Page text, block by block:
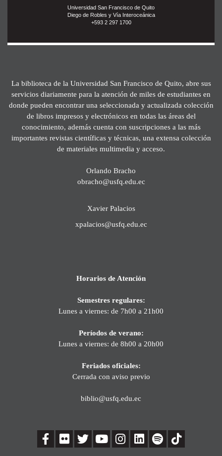
Universidad San Francisco de Quito
Diego de Robles y Vía Interoceánica
+593 2 297 1700
La biblioteca de la Universidad San Francisco de Quito, abre sus
servicios diariamente para la atención de miles de estudiantes en
donde pueden encontrar una seleccionada y actualizada colección
de libros impresos y electrónicos en todas las áreas del
conocimiento, además cuenta con suscripciones a las más
importantes revistas científicas y técnicas, una extensa colección
de materiales multimedia y acceso.
Orlando Bracho
obracho@usfq.edu.ec
Xavier Palacios
xpalacios@usfq.edu.ec
Horarios de Atención
Semestres regulares:
Lunes a viernes: de 7h00 a 21h00
Períodos de verano:
Lunes a viernes: de 8h00 a 20h00
Feriados oficiales:
Cerrada con aviso previo
biblio@usfq.edu.ec